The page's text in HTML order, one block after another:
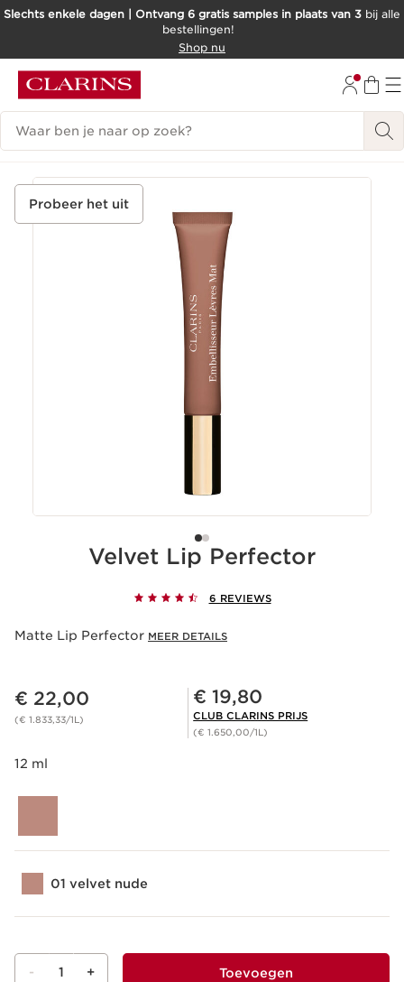
DOORGAAN NAAR INHOUD
Slechts enkele dagen | Ontvang 6 gratis samples in plaats van 3 bij alle
bestellingen!
Shop nu
Zoekgeschiedenis
Probeer het uit
Velvet Lip Perfector
6 REVIEWS
Matte Lip Perfector MEER DETAILS
Dit is nu de prijs € 22,00
€ 22,00
(€ 1.833,33/1L)
Club Clarins Prijs € 19,80
€ 19,80
CLUB CLARINS PRIJS
(€ 1.650,00/1L)
12 ml
01 velvet nude
- 1 + Toevoegen